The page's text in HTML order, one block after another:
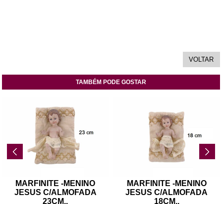
TAMBÉM PODE GOSTAR
MARFINITE -MENINO
JESUS C/ALMOFADA
23CM..
MARFINITE -MENINO
JESUS C/ALMOFADA
18CM..